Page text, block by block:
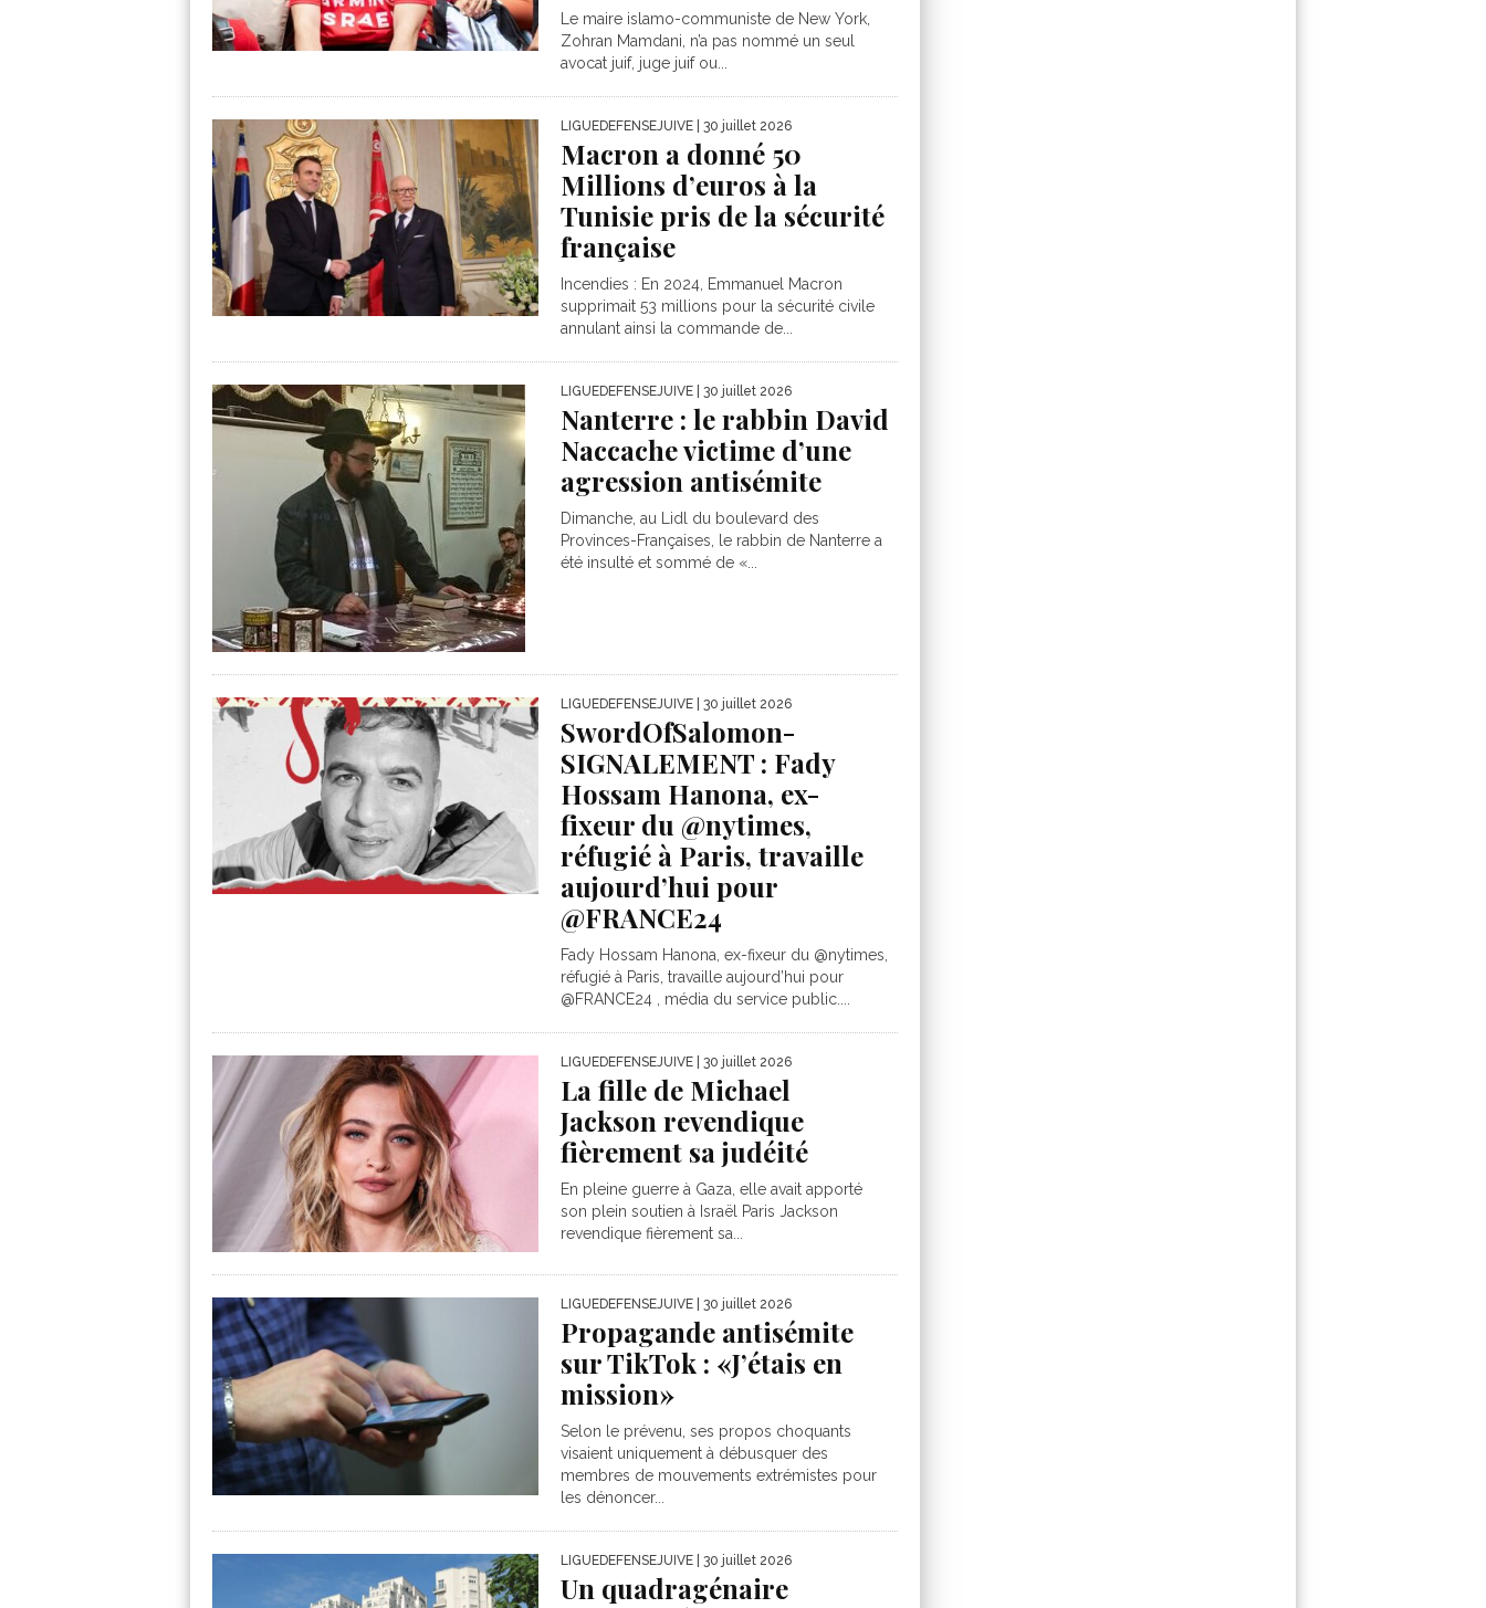
Le maire islamo-communiste de New York,
Zohran Mamdani, n’a pas nommé un seul
avocat juif, juge juif ou...
LIGUEDEFENSEJUIVE | 30 juillet 2026
Macron a donné 50
Millions d’euros à la
Tunisie pris de la sécurité
française
Incendies : En 2024, Emmanuel Macron
supprimait 53 millions pour la sécurité civile
annulant ainsi la commande de...
LIGUEDEFENSEJUIVE | 30 juillet 2026
Nanterre : le rabbin David
Naccache victime d’une
agression antisémite
Dimanche, au Lidl du boulevard des
Provinces-Françaises, le rabbin de Nanterre a
été insulté et sommé de «...
LIGUEDEFENSEJUIVE | 30 juillet 2026
SwordOfSalomon-
SIGNALEMENT : Fady
Hossam Hanona, ex-
fixeur du @nytimes,
réfugié à Paris, travaille
aujourd’hui pour
@FRANCE24
Fady Hossam Hanona, ex-fixeur du @nytimes,
réfugié à Paris, travaille aujourd’hui pour
@FRANCE24 , média du service public....
LIGUEDEFENSEJUIVE | 30 juillet 2026
La fille de Michael
Jackson revendique
fièrement sa judéité
En pleine guerre à Gaza, elle avait apporté
son plein soutien à Israël Paris Jackson
revendique fièrement sa...
LIGUEDEFENSEJUIVE | 30 juillet 2026
Propagande antisémite
sur TikTok : «J’étais en
mission»
Selon le prévenu, ses propos choquants
visaient uniquement à débusquer des
membres de mouvements extrémistes pour
les dénoncer...
LIGUEDEFENSEJUIVE | 30 juillet 2026
Un quadragénaire